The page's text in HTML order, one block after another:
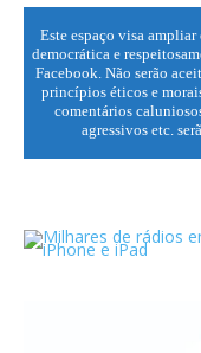
Este espaço visa
democrática e
Facebook. Não serão
princípios éticos e
comentários
agressivos etc.